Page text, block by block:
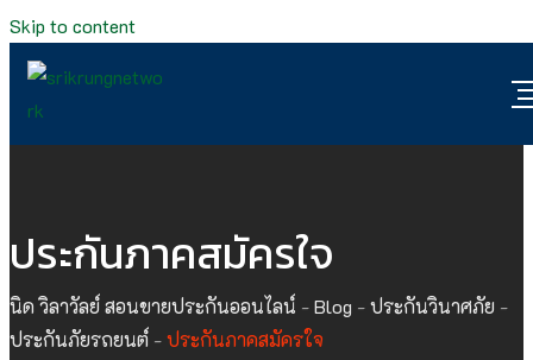
Skip to content
ประกันภาคสมัครใจ
นิด วิลาวัลย์ สอนขายประกันออนไลน์ -Blog -ประกันวินาศภัย -
ประกันภัยรถยนต์ -ประกันภาคสมัครใจ